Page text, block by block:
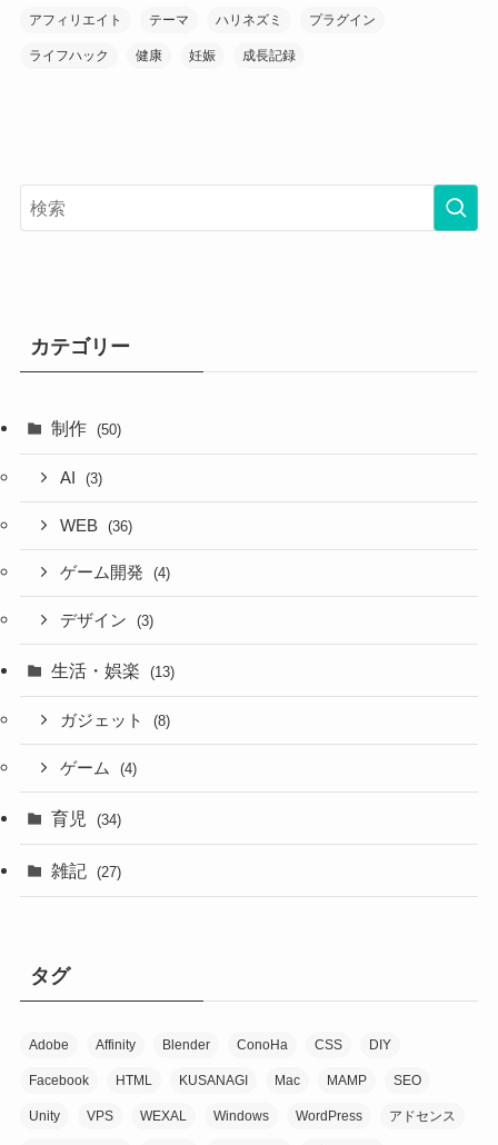
アフィリエイト テーマ ハリネズミ プラグイン
ライフハック 健康 妊娠 成長記録
カテゴリー
制作 (50)
AI (3)
WEB (36)
ゲーム開発 (4)
デザイン (3)
生活・娯楽 (13)
ガジェット (8)
ゲーム (4)
育児 (34)
雑記 (27)
タグ
Adobe Affinity Blender ConoHa CSS DIY
Facebook HTML KUSANAGI Mac MAMP SEO
Unity VPS WEXAL Windows WordPress アドセンス